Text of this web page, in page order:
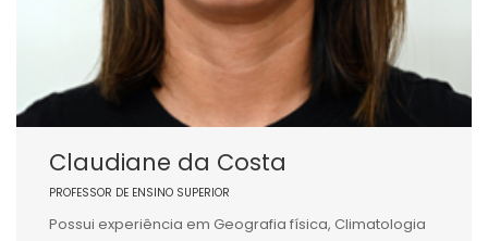
Claudiane da Costa
PROFESSOR DE ENSINO SUPERIOR
Possui experiência em Geografia física, Climatologia